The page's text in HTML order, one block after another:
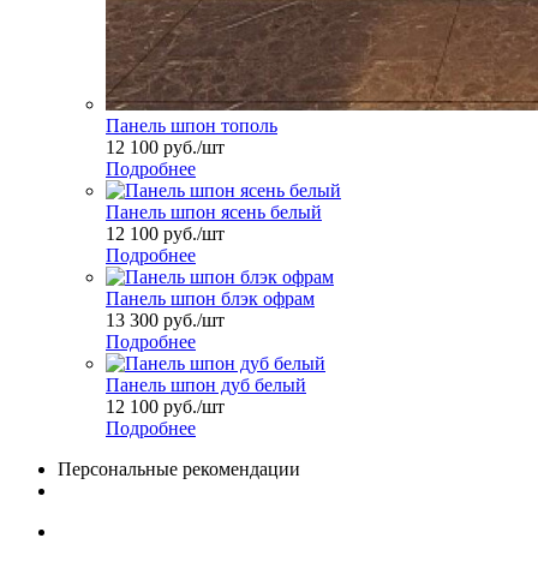
Панель шпон тополь
12 100 руб./шт
Подробнее
Панель шпон ясень белый
12 100 руб./шт
Подробнее
Панель шпон блэк офрам
13 300 руб./шт
Подробнее
Панель шпон дуб белый
12 100 руб./шт
Подробнее
Персональные рекомендации